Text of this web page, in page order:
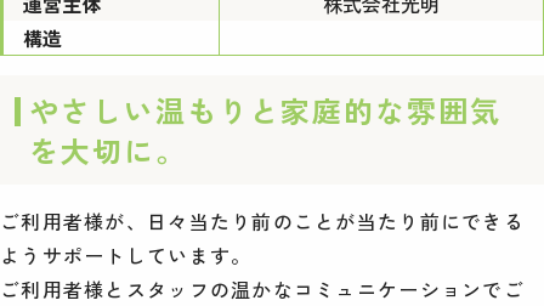
構造
やさしい温もりと家庭的な雰囲気
を大切に。
ご利用者様が、日々当たり前のことが当たり前にできる
ようサポートしています。
ご利用者様とスタッフの温かなコミュニケーションでご